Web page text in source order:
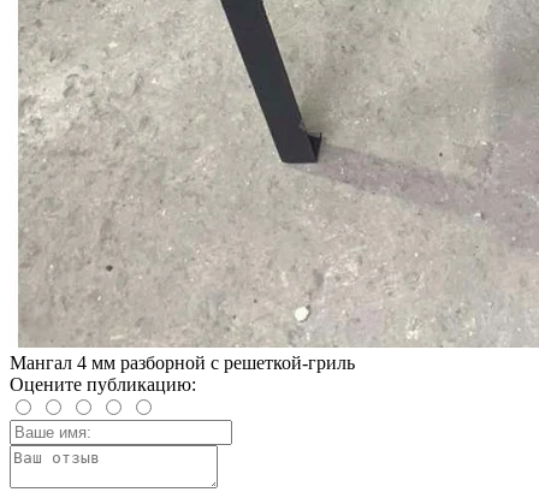
Мангал 4 мм разборной с решеткой-гриль
Оцените публикацию: